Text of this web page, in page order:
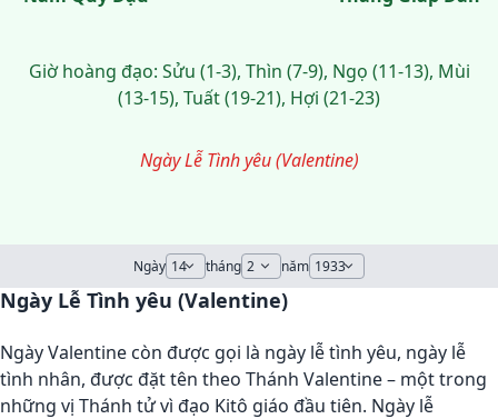
Giờ hoàng đạo: Sửu (1-3), Thìn (7-9), Ngọ (11-13), Mùi
(13-15), Tuất (19-21), Hợi (21-23)
Ngày Lễ Tình yêu (Valentine)
Ngày tháng năm
Ngày Lễ Tình yêu (Valentine)
Ngày Valentine còn được gọi là ngày lễ tình yêu, ngày lễ
tình nhân, được đặt tên theo Thánh Valentine – một trong
những vị Thánh tử vì đạo Kitô giáo đầu tiên. Ngày lễ